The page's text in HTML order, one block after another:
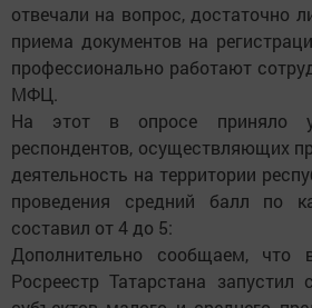
отвечали на вопрос, достаточно
приема документов на
профессионально работают
МФЦ.
На этот в опросе приняло
респондентов, осуществляющих
деятельность на территории
проведения средний балл по
составил от 4 до 5:
Дополнительно сообщаем, что
Росреестр Татарстана запустил